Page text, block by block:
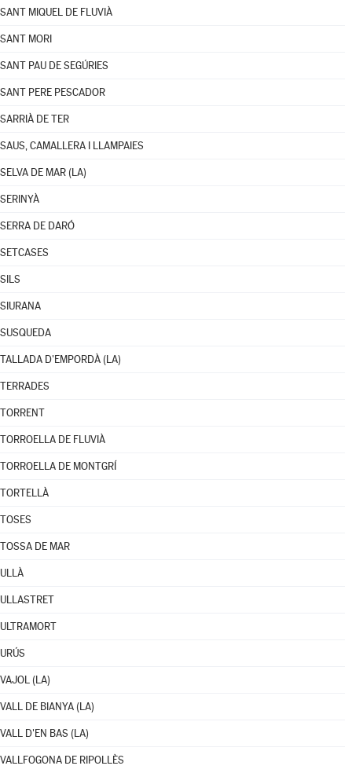
SANT MIQUEL DE FLUVIÀ
SANT MORI
SANT PAU DE SEGÚRIES
SANT PERE PESCADOR
SARRIÀ DE TER
SAUS, CAMALLERA I LLAMPAIES
SELVA DE MAR (LA)
SERINYÀ
SERRA DE DARÓ
SETCASES
SILS
SIURANA
SUSQUEDA
TALLADA D'EMPORDÀ (LA)
TERRADES
TORRENT
TORROELLA DE FLUVIÀ
TORROELLA DE MONTGRÍ
TORTELLÀ
TOSES
TOSSA DE MAR
ULLÀ
ULLASTRET
ULTRAMORT
URÚS
VAJOL (LA)
VALL DE BIANYA (LA)
VALL D'EN BAS (LA)
VALLFOGONA DE RIPOLLÈS